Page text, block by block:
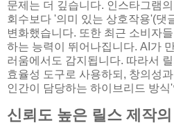
문제는 더 깊습니다. 인스타그램
회수보다 '의미 있는 상호작용'(댓
변화했습니다. 또한 최근 소비자
하는 능력이 뛰어나집니다. AI가
러움에서도 감지됩니다. 따라서
효율성 도구로 사용하되, 창의성
인간이 담당하는 하이브리드 방식
신뢰도 높은 릴스 제작